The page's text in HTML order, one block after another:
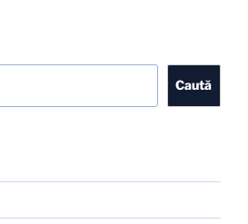
Caută